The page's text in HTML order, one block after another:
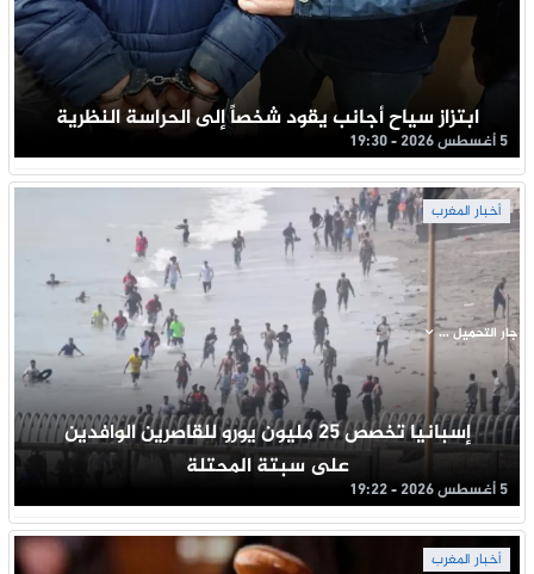
ابتزاز سياح أجانب يقود شخصاً إلى الحراسة النظرية
5 أغسطس 2026 - 19:30
أخبار المغرب
إسبانيا تخصص 25 مليون يورو للقاصرين الوافدين
على سبتة المحتلة
5 أغسطس 2026 - 19:22
أخبار المغرب
جار التحميل ...